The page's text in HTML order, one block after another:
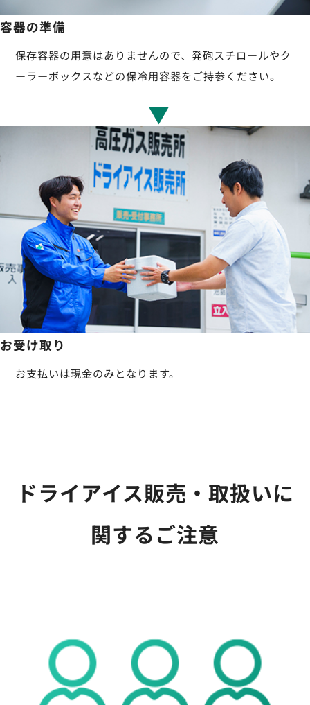
容器の準備
保存容器の用意はありませんので、発砲スチロールやク
ーラーボックスなどの保冷用容器をご持参ください。
お受け取り
お支払いは現金のみとなります。
ドライアイス販売・取扱いに
関するご注意